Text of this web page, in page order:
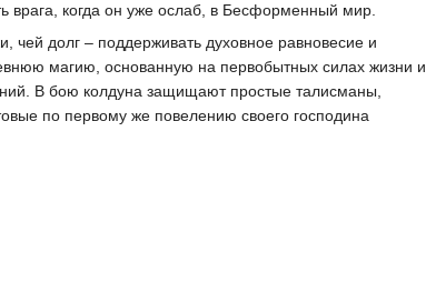
врага, когда он уже ослаб, в Бесформенный мир.
чей долг – поддерживать духовное равновесие и
магию, основанную на первобытных силах жизни и
В бою колдуна защищают простые талисманы,
по первому же повелению своего господина